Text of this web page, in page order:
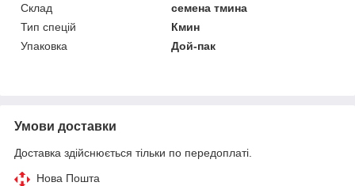
Склад
семена тмина
Тип спецій
Кмин
Упаковка
Дой-пак
Умови доставки
Доставка здійснюється тільки по передоплаті.
Нова Пошта